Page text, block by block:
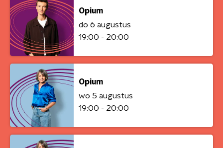
Opium
do 6 augustus
19:00 - 20:00
Opium
wo 5 augustus
19:00 - 20:00